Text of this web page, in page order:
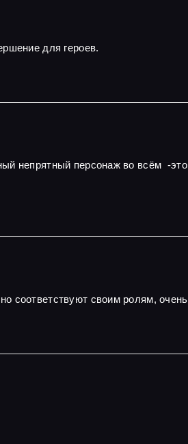
для героев.
непрятный персонаж во всём -
соответствуют своим ролям,